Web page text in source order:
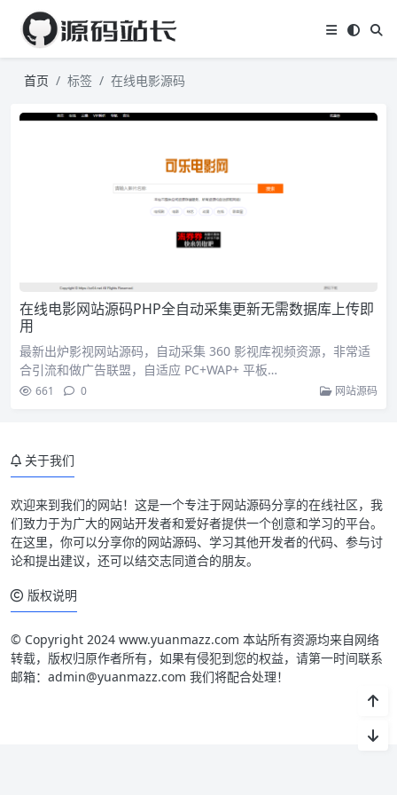
首页 标签 在线电影源码
在线电影网站源码PHP全自动采集更新无需数据库上传即
用
最新出炉影视网站源码，自动采集 360 影视库视频资源，非常适
合引流和做广告联盟，自适应 PC+WAP+ 平板…
661 0 网站源码
关于我们
欢迎来到我们的网站！这是一个专注于网站源码分享的在线社区，我
们致力于为广大的网站开发者和爱好者提供一个创意和学习的平台。
在这里，你可以分享你的网站源码、学习其他开发者的代码、参与讨
论和提出建议，还可以结交志同道合的朋友。
版权说明
© Copyright 2024 www.yuanmazz.com 本站所有资源均来自网络
转载，版权归原作者所有，如果有侵犯到您的权益，请第一时间联系
邮箱：admin@yuanmazz.com 我们将配合处理！